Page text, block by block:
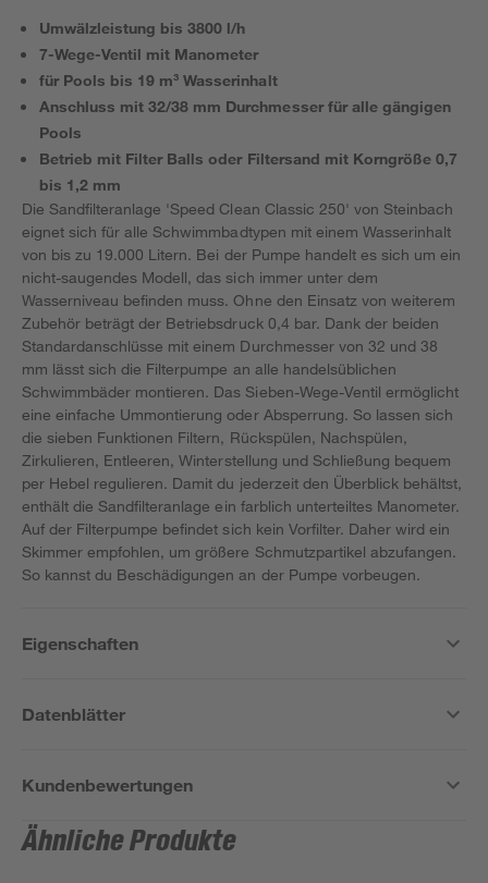
Umwälzleistung bis 3800 l/h
7-Wege-Ventil mit Manometer
für Pools bis 19 m³ Wasserinhalt
Anschluss mit 32/38 mm Durchmesser für alle gängigen
Pools
Betrieb mit Filter Balls oder Filtersand mit Korngröße 0,7
bis 1,2 mm
Die Sandfilteranlage 'Speed Clean Classic 250' von Steinbach
eignet sich für alle Schwimmbadtypen mit einem Wasserinhalt
von bis zu 19.000 Litern. Bei der Pumpe handelt es sich um ein
nicht-saugendes Modell, das sich immer unter dem
Wasserniveau befinden muss. Ohne den Einsatz von weiterem
Zubehör beträgt der Betriebsdruck 0,4 bar. Dank der beiden
Standardanschlüsse mit einem Durchmesser von 32 und 38
mm lässt sich die Filterpumpe an alle handelsüblichen
Schwimmbäder montieren. Das Sieben-Wege-Ventil ermöglicht
eine einfache Ummontierung oder Absperrung. So lassen sich
die sieben Funktionen Filtern, Rückspülen, Nachspülen,
Zirkulieren, Entleeren, Winterstellung und Schließung bequem
per Hebel regulieren. Damit du jederzeit den Überblick behältst,
enthält die Sandfilteranlage ein farblich unterteiltes Manometer.
Auf der Filterpumpe befindet sich kein Vorfilter. Daher wird ein
Skimmer empfohlen, um größere Schmutzpartikel abzufangen.
So kannst du Beschädigungen an der Pumpe vorbeugen.
Eigenschaften
Datenblätter
Kundenbewertungen
Ähnliche Produkte